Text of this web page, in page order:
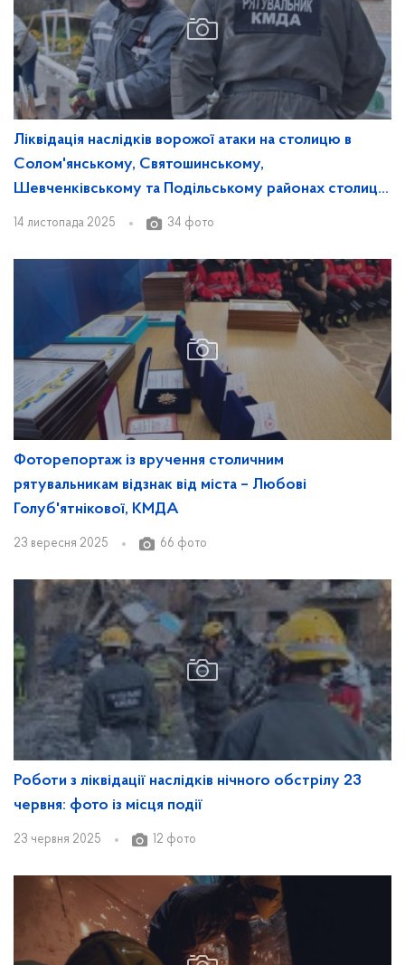
Ліквідація наслідків ворожої атаки на столицю в
Солом'янському, Святошинському,
Шевченківському та Подільському районах столиці
14 листопада: фоторепортаж із місць подій
14 листопада 2025 34 фото
Фоторепортаж із вручення столичним
рятувальникам відзнак від міста – Любові
Голуб'ятнікової, КМДА
23 вересня 2025 66 фото
Роботи з ліквідації наслідків нічного обстрілу 23
червня: фото із місця події
23 червня 2025 12 фото